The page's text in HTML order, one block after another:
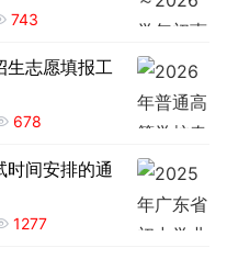
743
生志愿填报工
678
间安排的通
1277